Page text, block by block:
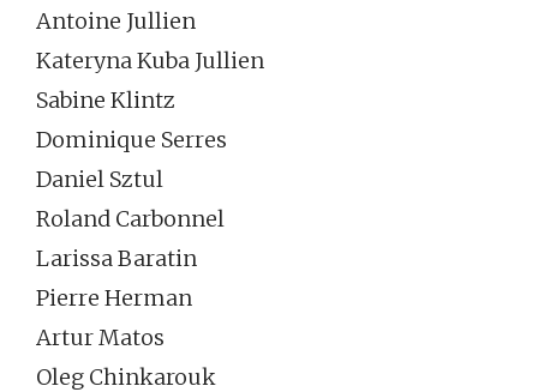
Antoine Jullien
Kateryna Kuba Jullien
Sabine Klintz
Dominique Serres
Daniel Sztul
Roland Carbonnel
Larissa Baratin
Pierre Herman
Artur Matos
Oleg Chinkarouk